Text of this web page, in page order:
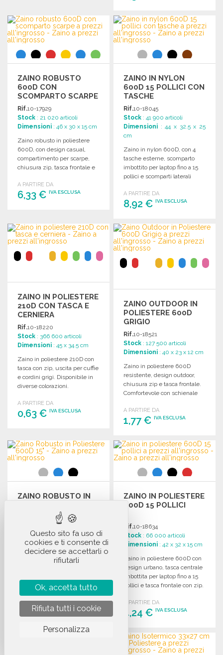
Richiedi un preventivo ORDINARE
Richiedi un preventivo
ZAINO ROBUSTO
600D CON
SCOMPARTO SCARPE
A PREZZI
ALL'INGROSSO
Rif.10-17929
Stock : 21 020 articoli
Dimensioni : 46 x 30 x 15 cm
Zaino robusto in poliestere
600D, con design casual,
compartimento per scarpe,
chiusura zip, tasca frontale e
A PARTIRE DA
6,33 € IVA ESCLUSA
Richiedi un preventivo
ZAINO IN NYLON
600D 15 POLLICI CON
TASCHE
Rif.10-18045
Stock : 41 900 articoli
Dimensioni : 44 x 32.5 x 25
cm
Zaino in nylon 600D, con 4
tasche esterne, scomparto
imbottito per laptop fino a 15
pollici e scomparti laterali
A PARTIRE DA
8,92 €IVA ESCLUSA
ORDINARE
Richiedi un preventivo
ZAINO IN POLIESTERE
210D CON TASCA E
CERNIERA
Rif.10-18220
Stock : 366 600 articoli
Dimensioni : 45 x 34.5 cm
Zaino in poliestere 210D con
tasca con zip, uscita per cuffie
e cordini grigi. Disponibile in
diverse colorazioni.
A PARTIRE DA
0,63 € IVA ESCLUSA
Richiedi un preventivo
ZAINO OUTDOOR IN
POLIESTERE 600D
GRIGIO
Rif.10-18521
Stock : 127 500 articoli
Dimensioni : 40 x 23 x 12 cm
Zaino in poliestere 600D
resistente, design outdoor,
chiusura zip e tasca frontale.
Comfortevole con schienale
A PARTIRE DA
1,77 €IVA ESCLUSA
ORDINARE
Richiedi un preventivo
ZAINO ROBUSTO IN
Stock: 9 300 articoli
Dimensioni: 44 x 32 x 18 cm
Zaino robusto in poliestere
per laptop fino a 15 pollici.
A PARTIRE DA
7,57 €IVA ESCLUSA
ZAINO IN POLIESTERE
600D 15 POLLICI
Rif.10-18634
Stock : 66 000 articoli
Dimensioni : 42 x 32 x 15 cm
Zaino in poliestere 600D con
design urbano, tasca centrale
imbottita per laptop fino a 15
pollici e tasca frontale con zip.
A PARTIRE DA
4,24 €IVA ESCLUSA
ORDINARE
Richiedi un preventivo
Questo sito fa uso di
cookies e ti consente di
decidere se accettarli o
rifiutarli
Ok, accetta tutto
Rifiuta tutti i cookie
Personalizza